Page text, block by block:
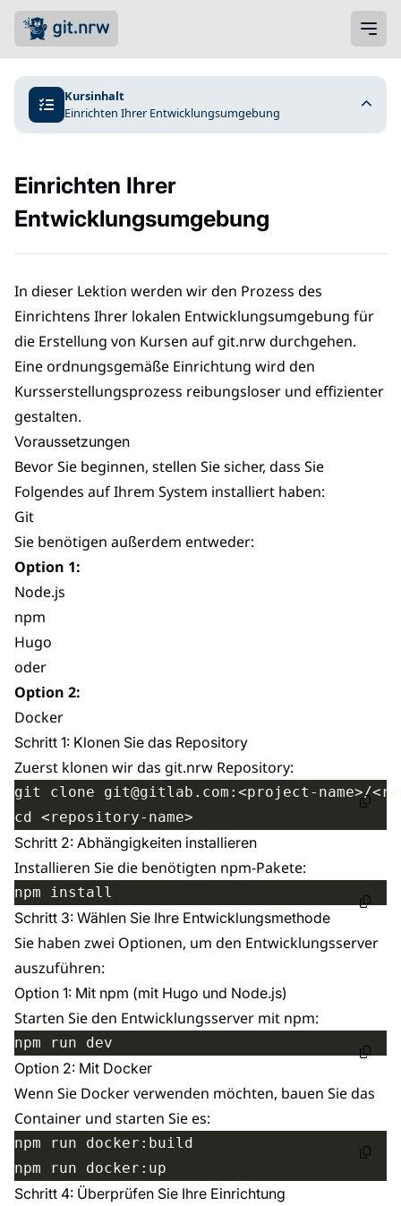
Kursinhalt
Einrichten Ihrer Entwicklungsumgebung
Einrichten Ihrer
Entwicklungsumgebung
In dieser Lektion werden wir den Prozess des
Einrichtens Ihrer lokalen Entwicklungsumgebung für
die Erstellung von Kursen auf git.nrw durchgehen.
Eine ordnungsgemäße Einrichtung wird den
Kursserstellungsprozess reibungsloser und effizienter
gestalten.
Voraussetzungen
Bevor Sie beginnen, stellen Sie sicher, dass Sie
Folgendes auf Ihrem System installiert haben:
Git
Sie benötigen außerdem entweder:
Option 1:
Node.js
npm
Hugo
oder
Option 2:
Docker
Schritt 1: Klonen Sie das Repository
Zuerst klonen wir das git.nrw Repository:
Schritt 2: Abhängigkeiten installieren
Installieren Sie die benötigten npm-Pakete:
Schritt 3: Wählen Sie Ihre Entwicklungsmethode
Sie haben zwei Optionen, um den Entwicklungsserver
auszuführen:
Option 1: Mit npm (mit Hugo und Node.js)
Starten Sie den Entwicklungsserver mit npm:
Option 2: Mit Docker
Wenn Sie Docker verwenden möchten, bauen Sie das
Container und starten Sie es:
Schritt 4: Überprüfen Sie Ihre Einrichtung